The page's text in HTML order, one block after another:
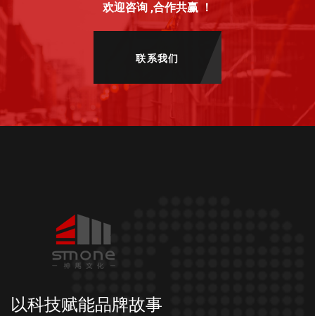
欢迎咨询 ,合作共赢 ！
联系我们
以科技赋能品牌故事